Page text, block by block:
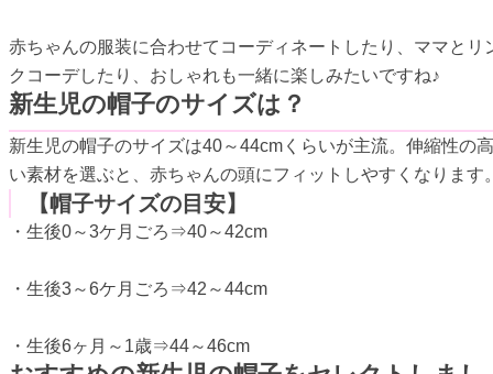
赤ちゃんの服装に合わせてコーディネートしたり、ママとリ
クコーデしたり、おしゃれも一緒に楽しみたいですね♪
新生児の帽子のサイズは？
新生児の帽子のサイズは40～44cmくらいが主流。伸縮性の高
い素材を選ぶと、赤ちゃんの頭にフィットしやすくなります
【帽子サイズの目安】
・生後0～3ケ月ごろ⇒40～42cm
・生後3～6ケ月ごろ⇒42～44cm
・生後6ヶ月～1歳⇒44～46cm